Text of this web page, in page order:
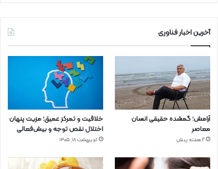
آخرین اخبار فناوری
آرامش؛ گمشده حقیقی انسان
معاصر
2 هفته پیش
خلاقیت و تمرکز عمیق؛ مزیت پنهان
اختلال نقص توجه و بیش‌فعالی
اردیبهشت ۱۸, ۱۴۰۵